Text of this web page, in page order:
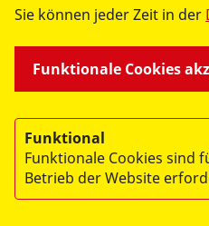
© 2026 ASB
Impressum
Sie können jeder Zeit in der
Funktionale Cookies
Funktional
Funktionale Cookies sind
Betrieb der Website